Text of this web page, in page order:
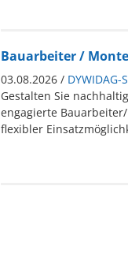
Bauarbeiter /
03.08.2026 /
Gestalten Sie
engagierte
flexibler